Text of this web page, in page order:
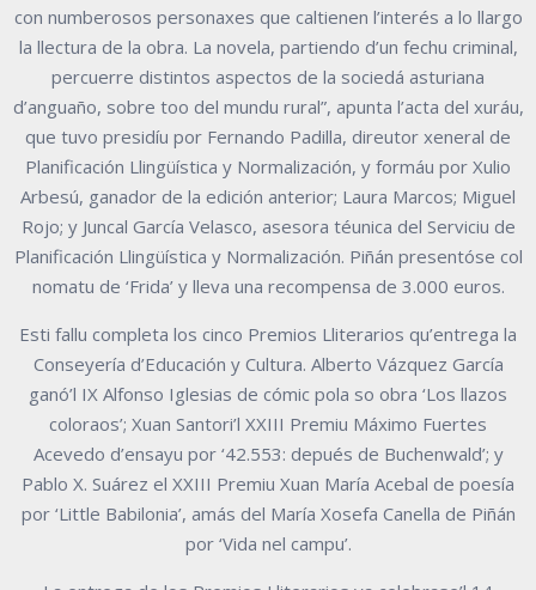
con numberosos personaxes que caltienen l’interés a lo llargo
la llectura de la obra. La novela, partiendo d’un fechu criminal,
percuerre distintos aspectos de la sociedá asturiana
d’anguaño, sobre too del mundu rural”, apunta l’acta del xuráu,
que tuvo presidíu por Fernando Padilla, direutor xeneral de
Planificación Llingüística y Normalización, y formáu por Xulio
Arbesú, ganador de la edición anterior; Laura Marcos; Miguel
Rojo; y Juncal García Velasco, asesora téunica del Serviciu de
Planificación Llingüística y Normalización. Piñán presentóse col
nomatu de ‘Frida’ y lleva una recompensa de 3.000 euros.
Esti fallu completa los cinco Premios Lliterarios qu’entrega la
Conseyería d’Educación y Cultura. Alberto Vázquez García
ganó’l IX Alfonso Iglesias de cómic pola so obra ‘Los llazos
coloraos’; Xuan Santori’l XXIII Premiu Máximo Fuertes
Acevedo d’ensayu por ‘42.553: depués de Buchenwald’; y
Pablo X. Suárez el XXIII Premiu Xuan María Acebal de poesía
por ‘Little Babilonia’, amás del María Xosefa Canella de Piñán
por ‘Vida nel campu’.